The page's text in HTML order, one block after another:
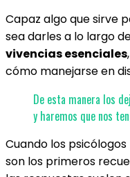
Capaz algo que sirve
sea darles a lo largo
vivencias esenciales
cómo manejarse en
De esta manera los
y haremos que nos
Cuando los
son los primeros